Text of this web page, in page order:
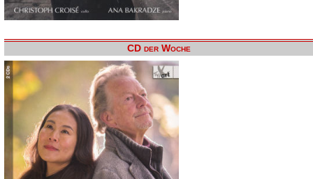
CD der Woche